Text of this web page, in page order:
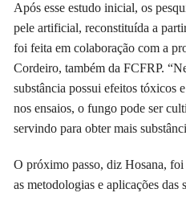
Após esse estudo inicial, os
pele artificial, reconstituída a
foi feita em colaboração com a
Cordeiro, também da FCFRP.
substância possui efeitos tóxicos
nos ensaios, o fungo pode ser
servindo para obter mais
O próximo passo, diz Hosana,
as metodologias e aplicações das